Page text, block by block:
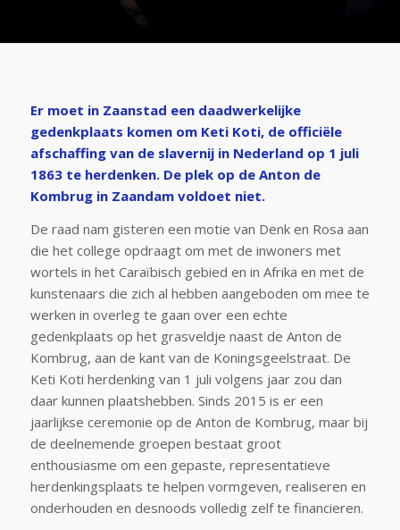
Er moet in Zaanstad een daadwerkelijke
gedenkplaats komen om Keti Koti, de officiële
afschaffing van de slavernij in Nederland op 1 juli
1863 te herdenken. De plek op de Anton de
Kombrug in Zaandam voldoet niet.
De raad nam gisteren een motie van Denk en Rosa aan
die het college opdraagt om met de inwoners met
wortels in het Caraïbisch gebied en in Afrika en met de
kunstenaars die zich al hebben aangeboden om mee te
werken in overleg te gaan over een echte
gedenkplaats op het grasveldje naast de Anton de
Kombrug, aan de kant van de Koningsgeelstraat. De
Keti Koti herdenking van 1 juli volgens jaar zou dan
daar kunnen plaatshebben. Sinds 2015 is er een
jaarlijkse ceremonie op de Anton de Kombrug, maar bij
de deelnemende groepen bestaat groot
enthousiasme om een gepaste, representatieve
herdenkingsplaats te helpen vormgeven, realiseren en
onderhouden en desnoods volledig zelf te financieren.